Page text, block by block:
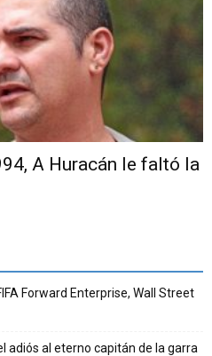
A Huracán le faltó la
Forward Enterprise, Wall Street
adiós al eterno capitán de la garra